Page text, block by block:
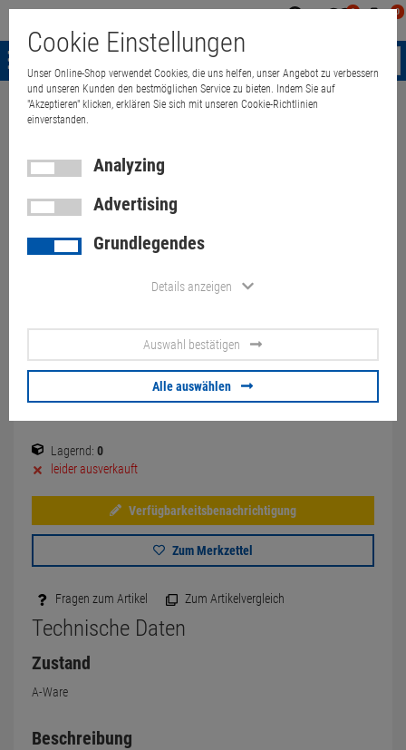
0 0
Menü
Weiter einkaufen
Dell Optiplex 5060 SFF Core i5-
8500 6x 3GHz 16GB 256GB
SSD USB-C
130.00 €
Lagernd: 0
leider ausverkauft
Verfügbarkeitsbenachrichtigung
Zum Merkzettel
Fragen zum Artikel Zum Artikelvergleich
Technische Daten
Zustand
A-Ware
Beschreibung
Cookie Einstellungen
Unser Online-Shop verwendet Cookies, die uns helfen, unser Angebot zu verbessern
und unseren Kunden den bestmöglichen Service zu bieten. Indem Sie auf
"Akzeptieren" klicken, erklären Sie sich mit unseren Cookie-Richtlinien
einverstanden.
Analyzing
Advertising
Grundlegendes
Details anzeigen
Auswahl bestätigen
Alle auswählen